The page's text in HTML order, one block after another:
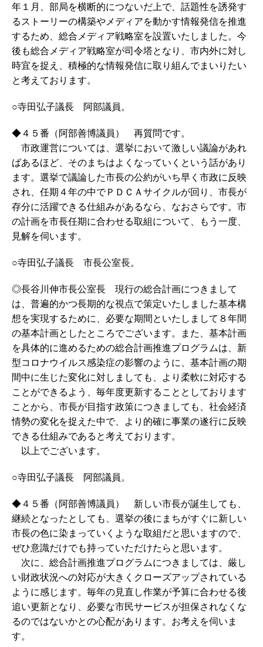
年１月、部局を横断的につないだ上で、話題性を誘発す
るストーリーの構築やメディアを動かす情報発信を推進
するため、総合メディア戦略室を設置いたしました。今
後も総合メディア戦略室が司令塔となり、市内外に対し
時宜を捉え、積極的な情報発信に取り組んでまいりたい
と考えております。
○寺田弘子議長 阿部議員。
◆４５番（阿部善博議員） 再質問です。
市政運営については、選挙において激しい議論があれ
ばあるほど、そのまちはよくなっていくという話があり
ます。選挙で議論した市長の公約がいち早く市政に反映
され、任期４年の中でＰＤＣＡサイクルが回り、市長が
存分に活躍できる仕組みがあるなら、なおさらです。市
の計画を市長任期に合わせる取組について、もう一度、
見解を伺います。
○寺田弘子議長 市長公室長。
◎長谷川伸市長公室長 現行の総合計画につきまして
は、普遍的かつ長期的な視点で策定いたしました基本構
想を実現するために、必要な期間といたしまして８年間
の基本計画としたところでございます。また、基本計画
を具体的に進めるための総合計画推進プログラムは、新
型コロナウイルス感染症の影響のように、基本計画の期
間中に生じた変化に対しましても、より柔軟に対応する
ことができるよう、毎年度更新することとしております
ことから、市長が目指す政策につきましても、社会経済
情勢の変化を捉えた中で、より的確に事業の遂行に反映
できる仕組みであると考えております。
以上でございます。
○寺田弘子議長 阿部議員。
◆４５番（阿部善博議員） 新しい市長が誕生しても、
継続となったとしても、選挙の後にまちがすぐに新しい
市長の色に染まっていくような取組だと思いますので、
ぜひ意識だけでも持っていただけたらと思います。
次に、総合計画推進プログラムにつきましては、厳し
い財政状況への対応が大きくクローズアップされている
ように感じます。毎年の見直し作業が予算に合わせる後
追い更新となり、必要な市民サービスが担保されなくな
るのではないかとの心配があります。お考えを伺いま
す。